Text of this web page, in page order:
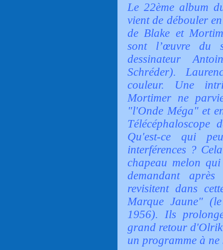
Le 22ème album
vient de débouler
de Blake et
sont l’œuvre du
dessinateur
Schréder).
couleur. Une
Mortimer ne
"l'Onde Méga" et
Télécéphaloscope
Qu'est-ce qui
interférences ?
chapeau melon
demandant
revisitent dans
Marque Jaune"
1956). Ils
grand retour
un programme à